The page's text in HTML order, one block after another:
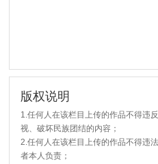
版权说明
1.任何人在该栏目上传的作品不得违
视、破坏民族团结的内容；
2.任何人在该栏目上传的作品不得违
者本人负责；